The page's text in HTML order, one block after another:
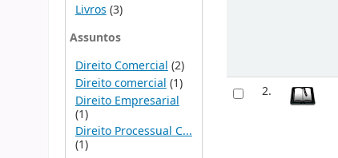
Livros (3)
Assuntos
Direito Comercial (2)
Direito comercial (1)
Direito Empresarial
(1)
Direito Processual C...
(1)
2.